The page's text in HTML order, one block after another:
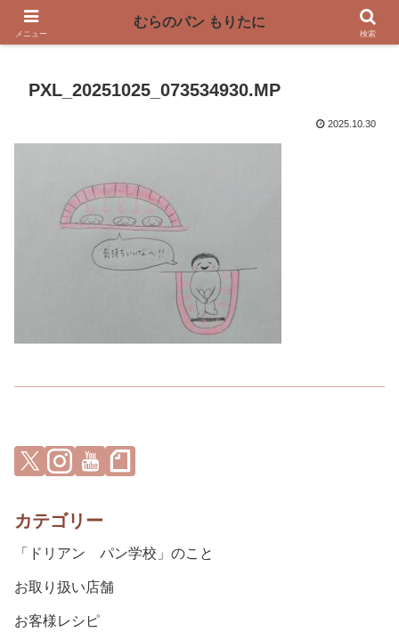
〜奈良県曽爾村の薪窯パン屋〜
PXL_20251025_073534930.MP
2025.10.30
カテゴリー
「ドリアン パン学校」のこと
お取り扱い店舗
お客様レシピ
メニュー
むらのパン もりたに
検索